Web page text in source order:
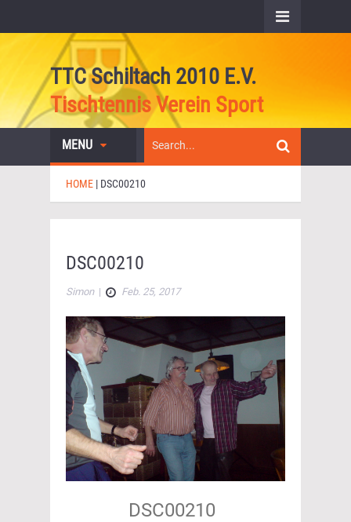
TTC Schiltach 2010 E.V.
Tischtennis Verein Sport
MENU
HOME | DSC00210
DSC00210
Simon| Feb. 25, 2017
DSC00210